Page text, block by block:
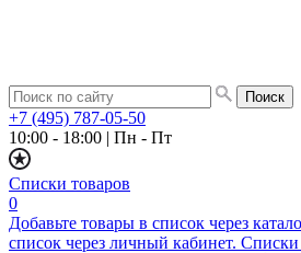
+7 (495) 787-05-50
10:00 - 18:00 | Пн - Пт
Списки товаров
0
Добавьте товары в список через
список через личный кабинет.